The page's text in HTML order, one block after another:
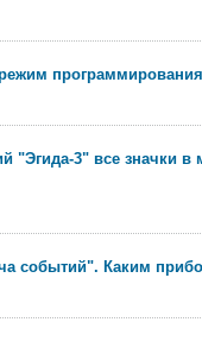
"Эгида-3" все значки
событий". Каким